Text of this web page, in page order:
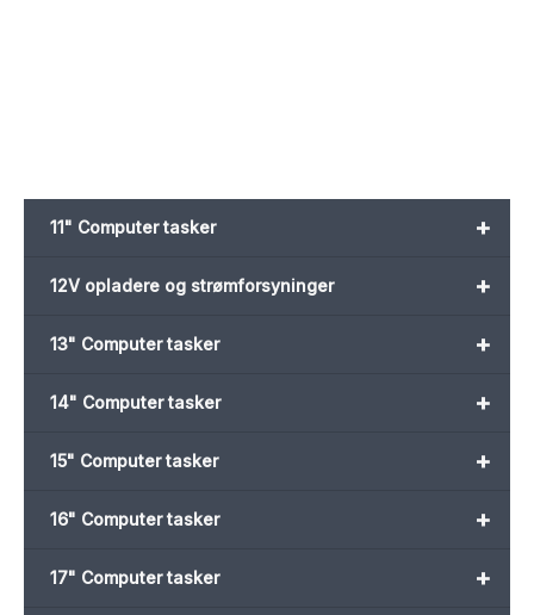
+
11" Computer tasker
+
12V opladere og strømforsyninger
+
13" Computer tasker
+
14" Computer tasker
+
15" Computer tasker
+
16" Computer tasker
+
17" Computer tasker